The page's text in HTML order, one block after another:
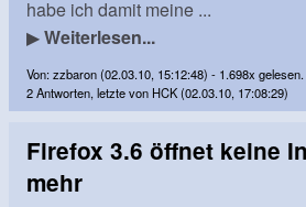
habe ich damit meine ...
▶Weiterlesen...
Von: zzbaron (02.03.10, 15:12:48) - 1.698x gelesen.
2 Antworten, letzte von HCK (02.03.10, 17:08:29)
Firefox 3.6 öffnet keine
mehr